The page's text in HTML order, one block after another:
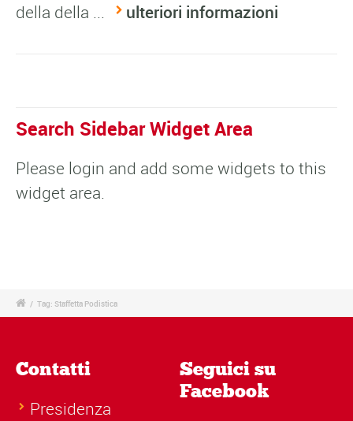
della della ...
ulteriori informazioni
Search Sidebar Widget Area
Please login and add some widgets to this
widget area.
/ Tag: Staffetta Podistica
Contatti
Presidenza
Seguici su
Facebook